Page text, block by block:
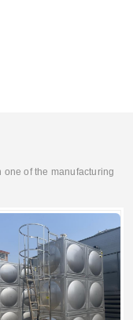
of the manufacturing